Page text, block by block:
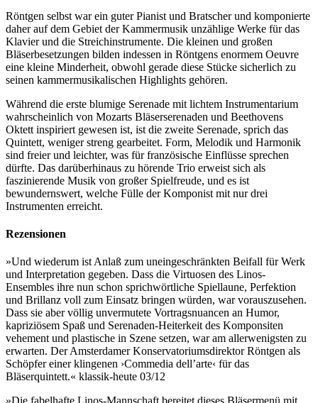
Röntgen selbst war ein guter Pianist und Bratscher und komponierte
daher auf dem Gebiet der Kammermusik unzählige Werke für das
Klavier und die Streichinstrumente. Die kleinen und großen
Bläserbesetzungen bilden indessen in Röntgens enormem Oeuvre
eine kleine Minderheit, obwohl gerade diese Stücke sicherlich zu
seinen kammermusikalischen Highlights gehören.
Während die erste blumige Serenade mit lichtem Instrumentarium
wahrscheinlich von Mozarts Bläserserenaden und Beethovens
Oktett inspiriert gewesen ist, ist die zweite Serenade, sprich das
Quintett, weniger streng gearbeitet. Form, Melodik und Harmonik
sind freier und leichter, was für französische Einflüsse sprechen
dürfte. Das darüberhinaus zu hörende Trio erweist sich als
faszinierende Musik von großer Spielfreude, und es ist
bewundernswert, welche Fülle der Komponist mit nur drei
Instrumenten erreicht.
Rezensionen
»Und wiederum ist Anlaß zum uneingeschränkten Beifall für Werk
und Interpretation gegeben. Dass die Virtuosen des Linos-
Ensembles ihre nun schon sprichwörtliche Spiellaune, Perfektion
und Brillanz voll zum Einsatz bringen würden, war vorauszusehen.
Dass sie aber völlig unvermutete Vortragsnuancen an Humor,
kapriziösem Spaß und Serenaden-Heiterkeit des Komponsiten
vehement und plastische in Szene setzen, war am allerwenigsten zu
erwarten. Der Amsterdamer Konservatoriumsdirektor Röntgen als
Schöpfer einer klingenen ›Commedia dell’arte‹ für das
Bläserquintett.« klassik-heute 03/12
»Die fabelhafte Linos-Mannschaft bereitet dieses Bläsermenü mit